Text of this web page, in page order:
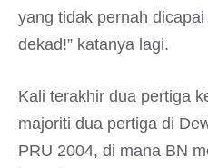
yang tidak pernah
dekad!” katanya lagi.
Kali terakhir dua pertiga
majoriti dua pertiga di
PRU 2004, di mana BN